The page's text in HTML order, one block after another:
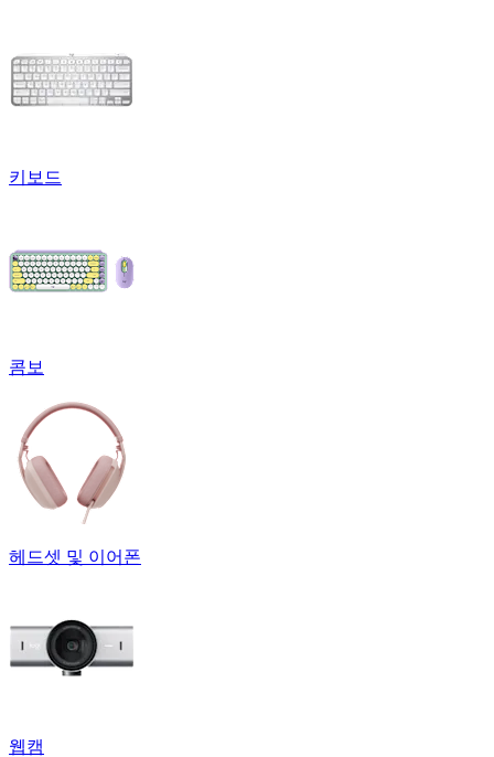
키보드
콤보
헤드셋 및 이어폰
웹캠